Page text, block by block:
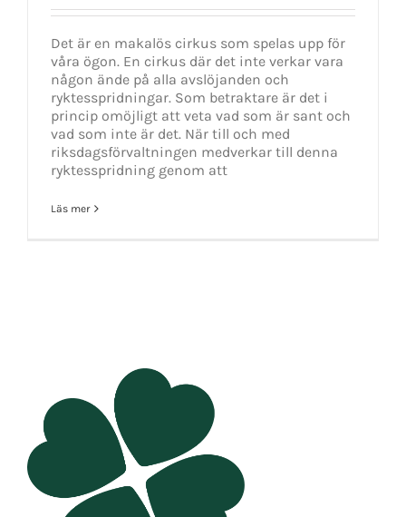
Det är en makalös cirkus som spelas upp för
våra ögon. En cirkus där det inte verkar vara
någon ände på alla avslöjanden och
ryktesspridningar. Som betraktare är det i
princip omöjligt att veta vad som är sant och
vad som inte är det. När till och med
riksdagsförvaltningen medverkar till denna
ryktesspridning genom att
Läs mer